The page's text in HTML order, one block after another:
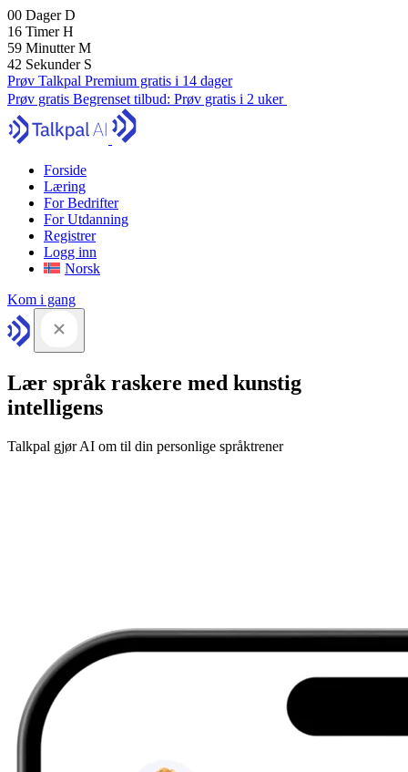
00 DagerD
16 TimerH
59 MinutterM
41 Sekunder S
Prøv Talkpal Premium gratis i 14 dager
Prøv gratis Begrenset tilbud: Prøv gratis i 2 uker
Forside
Læring
For Bedrifter
For Utdanning
Registrer
Logg inn
Norsk
Kom i gang
Lær språk raskere med kunstig
intelligens
Talkpal gjør AI om til din personlige språktrener